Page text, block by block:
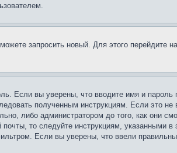
запросить новый. Для этого перейдите
Если вы уверены, что вводите имя и
полученным инструкциям. Если это
либо администратором до того, как они
то следуйте инструкциям,
Если вы уверены, что ввели